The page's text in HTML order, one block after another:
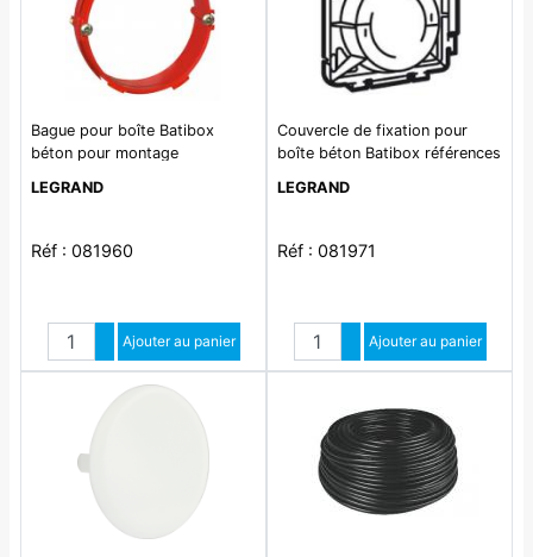
Bague pour boîte Batibox
béton pour montage
LEGRAND
Réf : 081960
Quantité
Augmenter quantité
Diminuer quantité
Ajouter au panier
Couvercle de fixation pour
boîte béton Batibox références
LEGRAND
Réf : 081971
Quantité
Augmenter quantité
Diminuer quantité
Ajouter au panier